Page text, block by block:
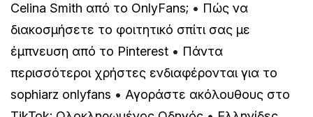
Celina Smith από το OnlyFans; • Πώς να
διακοσμήσετε το φοιτητικό σπίτι σας με
έμπνευση από το Pinterest • Πάντα
περισσότεροι χρήστες ενδιαφέρονται για το
sophiarz onlyfans • Αγοράστε ακόλουθους στο